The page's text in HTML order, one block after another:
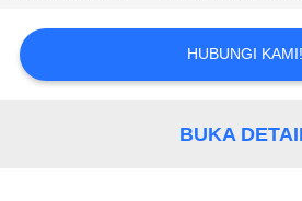
BERITA
PENAWARAN
HUBUNGI KAMI!
BUKA